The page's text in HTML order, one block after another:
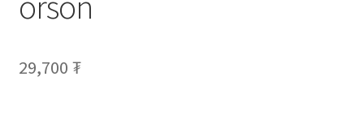
29,700 ₮